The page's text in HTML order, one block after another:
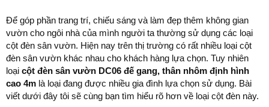
Để góp phần trang trí, chiếu sáng và làm đẹp thêm không gian
vườn cho ngôi nhà của mình người ta thường sử dụng các loại
cột đèn sân vườn. Hiện nay trên thị trường có rất nhiều loại cột
đèn sân vườn khác nhau cho khách hàng lựa chọn. Tuy nhiên
loại cột đèn sân vườn DC06 đế gang, thân nhôm định hình
cao 4m là loại đang được nhiều gia đình lựa chọn sử dụng. Bài
viết dưới đây tôi sẽ cùng bạn tìm hiểu rõ hơn về loại cột đèn này.